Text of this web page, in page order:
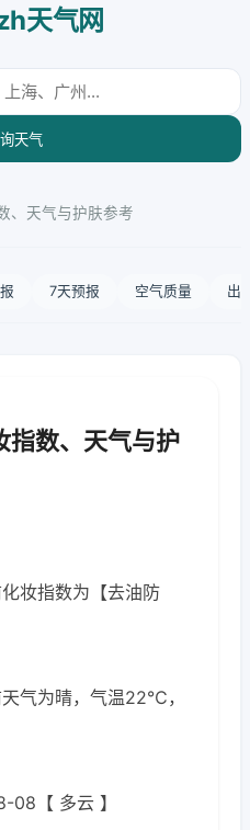
天气网
天气
、天气与护肤参考
7天预报 空气质量 出
指数、天气与护
妆指数为【去油防
气为晴，气温22℃，
08【 多云 】